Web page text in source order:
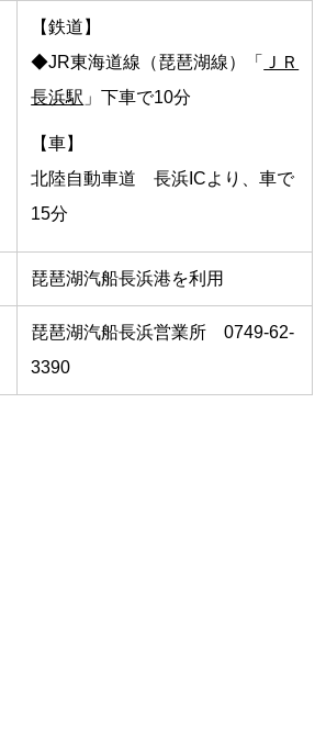
【鉄道】
◆JR東海道線（琵琶湖線）「
ＪＲ
長浜駅 」下車で10分
【車】
北陸自動車道 長浜ICより、車で
15分
琵琶湖汽船長浜港を利用
琵琶湖汽船長浜営業所 0749-62-
3390